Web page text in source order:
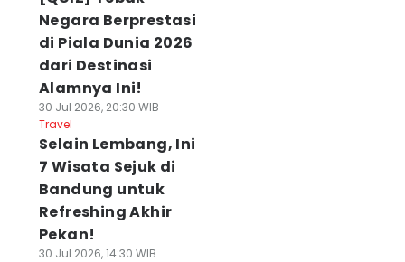
Negara Berprestasi
di Piala Dunia 2026
dari Destinasi
Alamnya Ini!
30 Jul 2026, 20:30 WIB
Travel
Selain Lembang, Ini
7 Wisata Sejuk di
Bandung untuk
Refreshing Akhir
Pekan!
30 Jul 2026, 14:30 WIB